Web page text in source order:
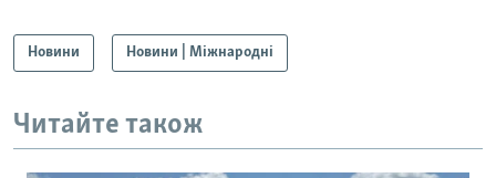
Новини Новини | Міжнародні
Читайте також